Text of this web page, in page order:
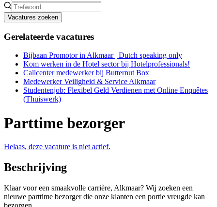
Vacatures zoeken
Gerelateerde vacatures
Bijbaan Promotor in Alkmaar | Dutch speaking only
Kom werken in de Hotel sector bij Hotelprofessionals!
Callcenter medewerker bij Butternut Box
Medewerker Veiligheid & Service Alkmaar
Studentenjob: Flexibel Geld Verdienen met Online Enquêtes
(Thuiswerk)
Parttime bezorger
Helaas, deze vacature is niet actief.
Beschrijving
Klaar voor een smaakvolle carrière, Alkmaar? Wij zoeken een
nieuwe parttime bezorger die onze klanten een portie vreugde kan
bezorgen.